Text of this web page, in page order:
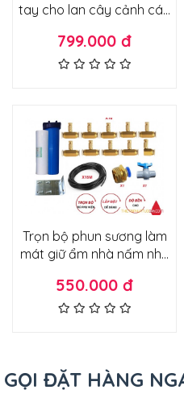
tay cho lan cây cảnh các
sẵn tủ điện
799.000 đ
Trọn bộ phun sương làm
mát giữ ẩm nhà nấm nhà
quán ăn nhà hàng lắp trực
tiếp vòi nước
550.000 đ
GỌI ĐẶT HÀNG